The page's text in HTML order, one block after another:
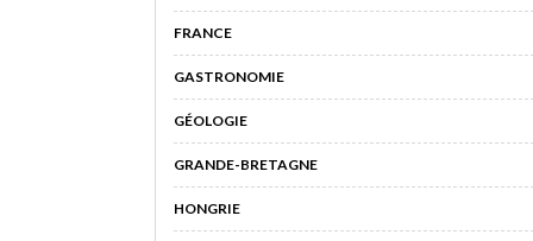
FRANCE
GASTRONOMIE
GÉOLOGIE
GRANDE-BRETAGNE
HONGRIE